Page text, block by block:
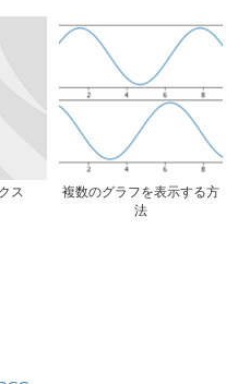
ス
複数のグラフを表示する方
法